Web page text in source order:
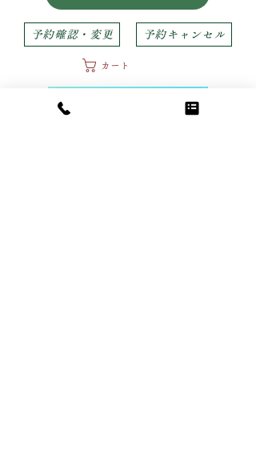
予約確認・変更 予約キャンセル
カート